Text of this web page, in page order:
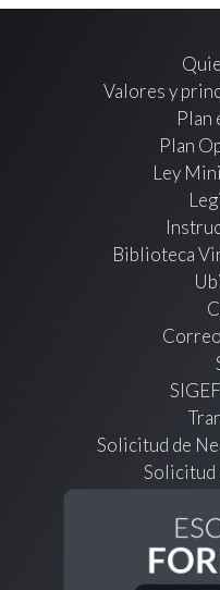
Valores y
Plan
Plan
Ley
Biblioteca
Solicitud de
Solicitud